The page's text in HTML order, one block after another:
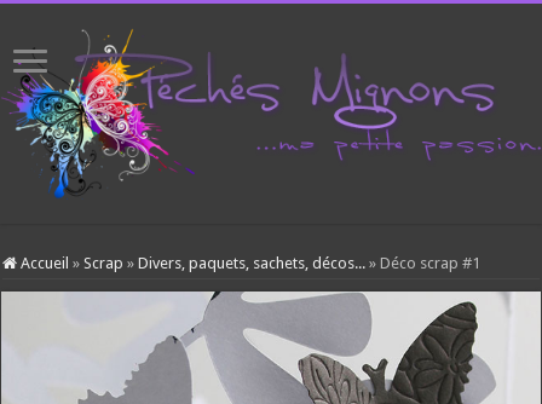
Accueil » Scrap » Divers, paquets, sachets, décos... » Déco scrap #1